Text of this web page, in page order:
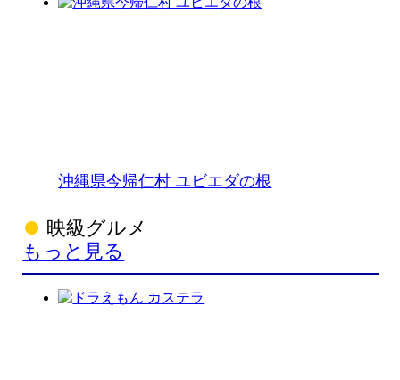
沖縄県今帰仁村 ユビエダの根
映級グルメ
もっと見る